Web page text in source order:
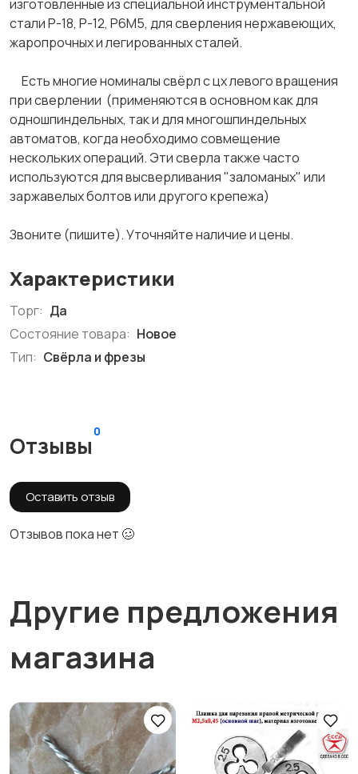
изготовленные из специальной инструментальной
стали Р-18, Р-12, Р6М5, для сверления нержавеющих,
жаропрочных и легированных сталей.
Есть многие номиналы свёрл с цх левого вращения
при сверлении (применяются в основном как для
одношпиндельных, так и для многошпиндельных
автоматов, когда необходимо совмещение
нескольких операций. Эти сверла также часто
используются для высверливания "заломаных" или
заржавелых болтов или другого крепежа)
Звоните (пишите). Уточняйте наличие и цены.
Характеристики
Торг: Да
Состояние товара: Новое
Тип: Свёрла и фрезы
Отзывы
0
Оставить отзыв
Отзывов пока нет 🥴
Другие предложения
магазина